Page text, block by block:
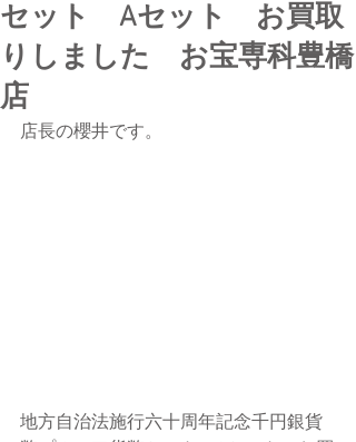
セット Aセット お買取
りしました お宝専科豊橋
店
店長の櫻井です。
地方自治法施行六十周年記念千円銀貨